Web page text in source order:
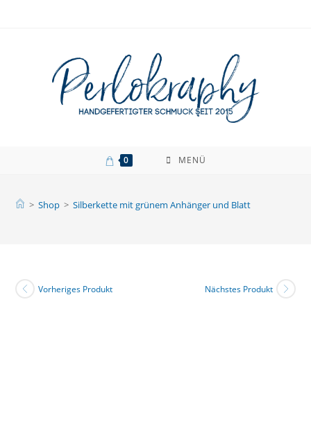
0 MENÜ
> Shop > Silberkette mit grünem Anhänger und Blatt
Vorheriges Produkt Nächstes Produkt